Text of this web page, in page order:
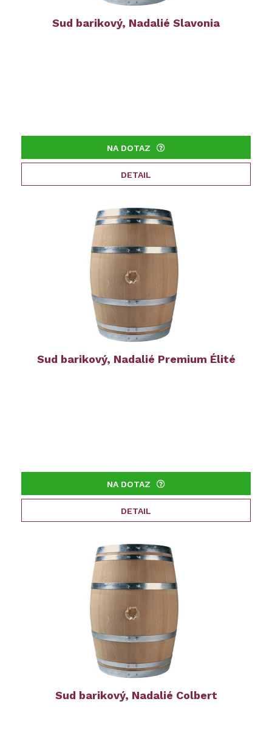
Sud barikový, Nadalié Slavonia
NA DOTAZ
DETAIL
Sud barikový, Nadalié Premium Élité
NA DOTAZ
DETAIL
Sud barikový, Nadalié Colbert